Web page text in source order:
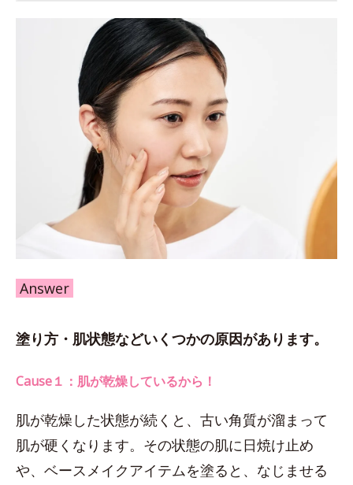
Answer
塗り方・肌状態などいくつかの原因があります。
Cause１：肌が乾燥しているから！
肌が乾燥した状態が続くと、古い角質が溜まって
肌が硬くなります。その状態の肌に日焼け止め
や、ベースメイクアイテムを塗ると、なじませる